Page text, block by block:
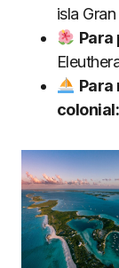
isla
Para
colonial: